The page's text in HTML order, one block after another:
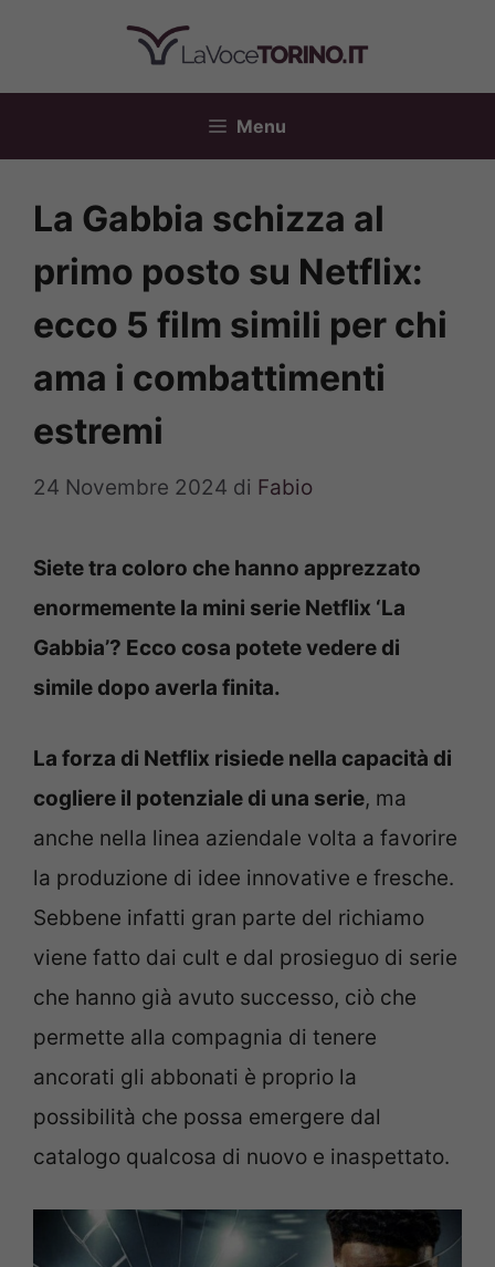
contenuto
Menu
La Gabbia schizza al
primo posto su Netflix:
ecco 5 film simili per chi
ama i combattimenti
estremi
24 Novembre 2024 di Fabio
Siete tra coloro che hanno apprezzato
enormemente la mini serie Netflix ‘La
Gabbia’? Ecco cosa potete vedere di
simile dopo averla finita.
La forza di Netflix risiede nella capacità di
cogliere il potenziale di una serie, ma
anche nella linea aziendale volta a favorire
la produzione di idee innovative e fresche.
Sebbene infatti gran parte del richiamo
viene fatto dai cult e dal prosieguo di serie
che hanno già avuto successo, ciò che
permette alla compagnia di tenere
ancorati gli abbonati è proprio la
possibilità che possa emergere dal
catalogo qualcosa di nuovo e inaspettato.